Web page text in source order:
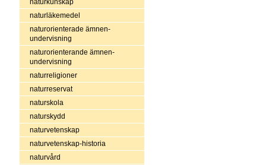
naturkunskap
naturläkemedel
naturorienterade ämnen-
undervisning
naturorienterande ämnen-
undervisning
naturreligioner
naturreservat
naturskola
naturskydd
naturvetenskap
naturvetenskap-historia
naturvård